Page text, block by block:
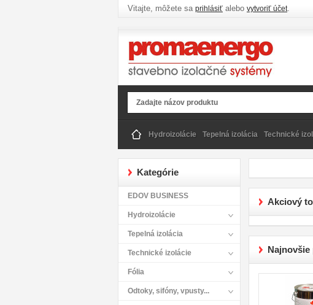
Vitajte, môžete sa prihlásiť alebo vytvoriť účet.
Hydroizolácie Tepelná izolácia Technické
Kategórie
EDOV BUSINESS
Hydroizolácie
Tepelná izolácia
Technické izolácie
Fólia
Odtoky, sifóny, vpusty...
Akciový